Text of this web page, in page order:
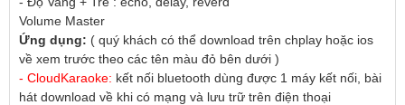
Volume Master
Ứng dụng: ( quý khách có thể download trên chplay hoặc ios
về xem trước theo các tên màu đỏ bên dưới )
- CloudKaraoke: kết nối bluetooth dùng được 1 máy kết nối, bài
hát download về khi có mạng và lưu trữ trên điện thoại